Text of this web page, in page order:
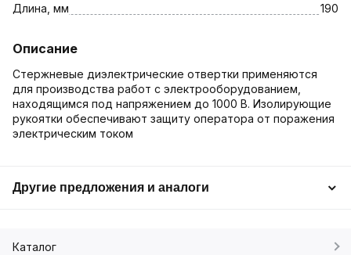
Длина, мм 190
Описание
Стержневые диэлектрические отвертки применяются
для производства работ с электрооборудованием,
находящимся под напряжением до 1000 В. Изолирующие
рукоятки обеспечивают защиту оператора от поражения
электрическим током
Другие предложения и аналоги
Каталог